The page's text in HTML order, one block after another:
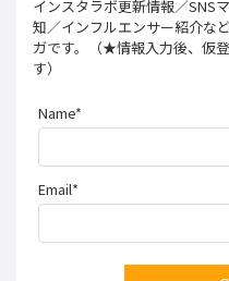
インスタラボ更新情報／SNS
知／インフルエンサー紹介な
ガです。（★情報入力後、仮
す）
Name*
Email*